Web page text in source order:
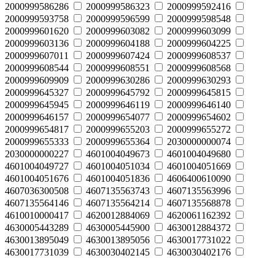
2000999586286
2000999586323
2000999592416
2000999593758
2000999596599
2000999598548
2000999601620
2000999603082
2000999603099
2000999603136
2000999604188
2000999604225
2000999607011
2000999607424
2000999608537
2000999608544
2000999608551
2000999608568
2000999609909
2000999630286
2000999630293
2000999645327
2000999645792
2000999645815
2000999645945
2000999646119
2000999646140
2000999646157
2000999654077
2000999654602
2000999654817
2000999655203
2000999655272
2000999655333
2000999655364
2030000000074
2030000000227
4601004049673
4601004049680
4601004049727
4601004051034
4601004051669
4601004051676
4601004051836
4606400610090
4607036300508
4607135563743
4607135563996
4607135564146
4607135564214
4607135568878
4610010000417
4620012884069
4620061162392
4630005443289
4630005445900
4630012884372
4630013895049
4630013895056
4630017731022
4630017731039
4630030402145
4630030402176